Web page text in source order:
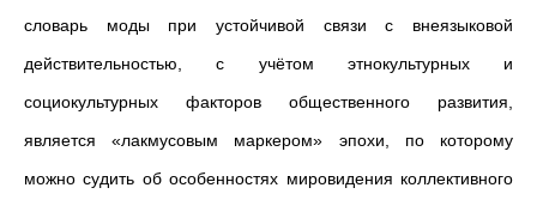
словарь моды при устойчивой связи с внеязыковой
действительностью, с учётом этнокультурных и
социокультурных факторов общественного развития,
является «лакмусовым маркером» эпохи, по которому
можно судить об особенностях мировидения коллективного